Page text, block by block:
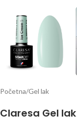
Početna/Gel lak
Claresa Gel lak